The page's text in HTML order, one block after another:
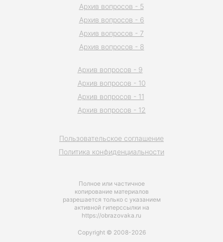
Полное или частичное
копирование материалов
разрешается только с указанием
активной гиперссылки на
https://obrazovaka.ru
Пользовательское соглашение
Политика конфиденциальности
Архив вопросов - 5
Архив вопросов - 6
Архив вопросов - 7
Архив вопросов - 8
Архив вопросов - 9
Архив вопросов - 10
Архив вопросов - 11
Архив вопросов - 12
Copyright © 2008-2026